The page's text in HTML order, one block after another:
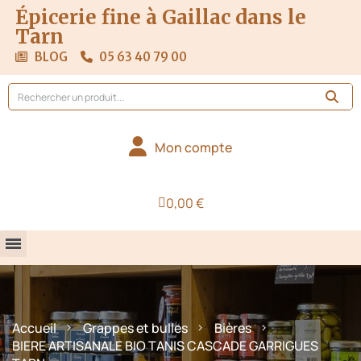
Épicerie fine à Gaillac dans le
Tarn
BLOG 05 63 40 79 00
Mon compte
0,00 €
Accueil Grappes et bulles
Bières
BIERE ARTISANALE BIO TANIS CASCADE GARRIGUES